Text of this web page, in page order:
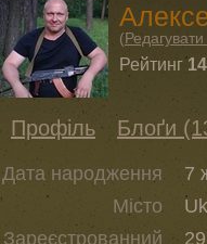
(
Рейтинг
Профіль Блоґи
Дата народження
7
Місто
Зареєстрованний